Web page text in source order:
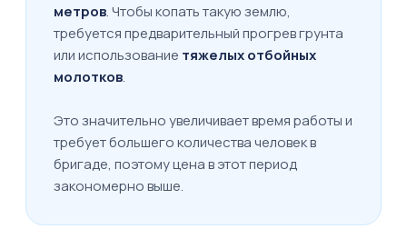
метров. Чтобы копать такую землю,
требуется предварительный прогрев грунта
или использование тяжелых отбойных
молотков.
Это значительно увеличивает время работы и
требует большего количества человек в
бригаде, поэтому цена в этот период
закономерно выше.